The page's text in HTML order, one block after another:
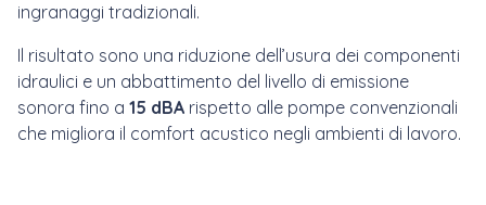
ingranaggi tradizionali.
Il risultato sono una riduzione dell’usura dei componenti
idraulici e un abbattimento del livello di emissione
sonora fino a 15 dBA rispetto alle pompe convenzionali
che migliora il comfort acustico negli ambienti di lavoro.